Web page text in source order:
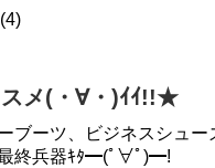
(4)
メ(・∀・)ｲｲ!!★
ブーツ、ビジネスシュー
終兵器ｷﾀ━(ﾟ∀ﾟ)━!